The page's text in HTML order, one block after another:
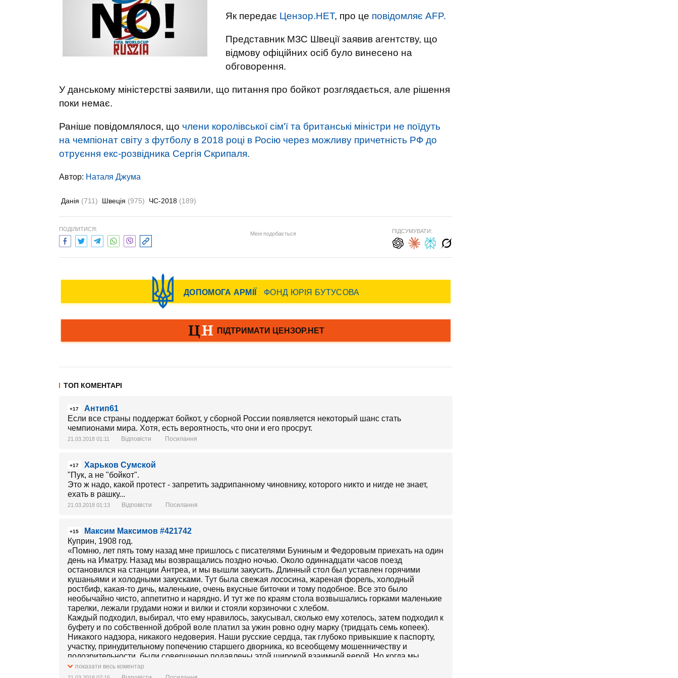
Як передає Цензор.НЕТ, про це повідомляє AFP.
Представник МЗС Швеції заявив агентству, що
відмову офіційних осіб було винесено на
обговорення.
У данському міністерстві заявили, що питання про бойкот розглядається, але рішення
поки немає.
Раніше повідомлялося, що члени королівської сім'ї та британські міністри не поїдуть
на чемпіонат світу з футболу в 2018 році в Росію через можливу ​​причетність РФ до
отруєння екс-розвідника Сергія Скрипаля.
Автор: Наталя Джума
Данія (711) Швеція (975) ЧС-2018 (189)
ПОДІЛИТИСЯ:
Мені подобається ПІДСУМУВАТИ:
ТОП КОМЕНТАРІ
+17
Антип61
Если все страны поддержат бойкот, у сборной России появляется некоторый шанс стать
чемпионами мира. Хотя, есть вероятность, что они и его просрут.
21.03.2018 01:11 Відповісти Посилання
+17
Харьков Сумской
"Пук, а не "бойкот".
Это ж надо, какой протест - запретить задрипанному чиновнику, которого никто и нигде не знает,
ехать в рашку...
21.03.2018 01:13 Відповісти Посилання
+15
Максим Максимов #421742
Куприн, 1908 год.
«Помню, лет пять тому назад мне пришлось с писателями Буниным и Федоровым приехать на один
день на Иматру. Назад мы возвращались поздно ночью. Около одиннадцати часов поезд
остановился на станции Антреа, и мы вышли закусить. Длинный стол был уставлен горячими
кушаньями и холодными закусками. Тут была свежая лососина, жареная форель, холодный
ростбиф, какая-то дичь, маленькие, очень вкусные биточки и тому подобное. Все это было
необычайно чисто, аппетитно и нарядно. И тут же по краям стола возвышались горками маленькие
тарелки, лежали грудами ножи и вилки и стояли корзиночки с хлебом.
Каждый подходил, выбирал, что ему нравилось, закусывал, сколько ему хотелось, затем подходил к
буфету и по собственной доброй воле платил за ужин ровно одну марку (тридцать семь копеек).
Никакого надзора, никакого недоверия. Наши русские сердца, так глубоко привыкшие к паспорту,
участку, принудительному попечению старшего дворника, ко всеобщему мошенничеству и
подозрительности, были совершенно подавлены этой широкой взаимной верой. Но когда мы
возвратились в вагон, то нас ждала прелестная картина в истинно русском жанре. Дело в том, что с
нами ехали два подрядчика по каменным работам. Всем известен этот тип кулака из Мещовского
показати весь коментар